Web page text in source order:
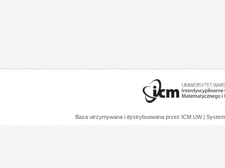
Baza utrzymywana i dystrybuowana przez ICM UW |